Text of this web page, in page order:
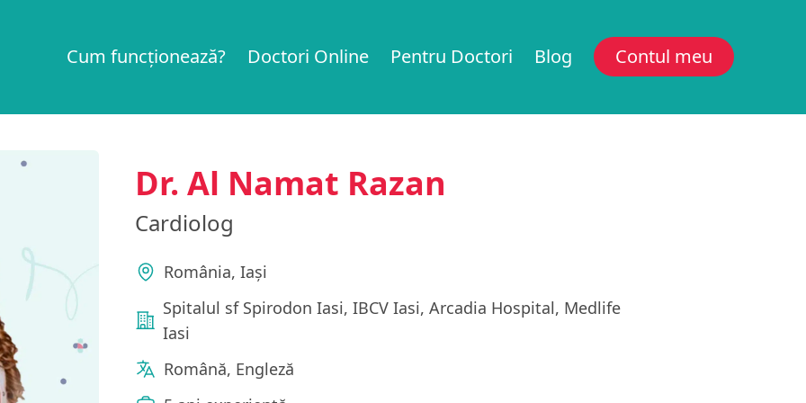
Cum funcționează? Doctori Online Pentru Doctori Blog Contul meu
Dr. Al Namat Razan
Cardiolog
România, Iași
Spitalul sf Spirodon Iasi, IBCV Iasi, Arcadia Hospital, Medlife
Iasi
Română, Engleză